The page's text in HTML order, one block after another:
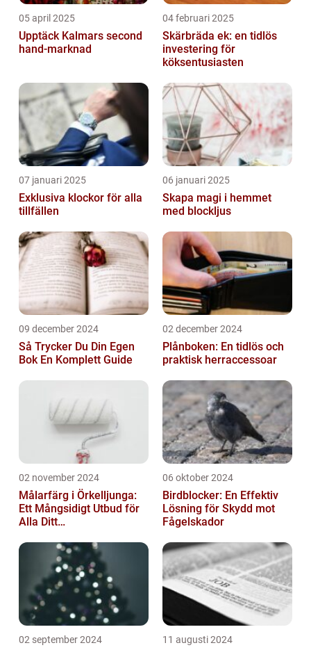
05 april 2025
Upptäck Kalmars second
hand-marknad
04 februari 2025
Skärbräda ek: en tidlös
investering för
köksentusiasten
07 januari 2025
Exklusiva klockor för alla
tillfällen
06 januari 2025
Skapa magi i hemmet
med blockljus
09 december 2024
Så Trycker Du Din Egen
Bok En Komplett Guide
02 december 2024
Plånboken: En tidlös och
praktisk herraccessoar
02 november 2024
Målarfärg i Örkelljunga:
Ett Mångsidigt Utbud för
Alla Ditt
06 oktober 2024
Birdblocker: En Effektiv
Lösning för Skydd mot
Fågelskador
02 september 2024 11 augusti 2024